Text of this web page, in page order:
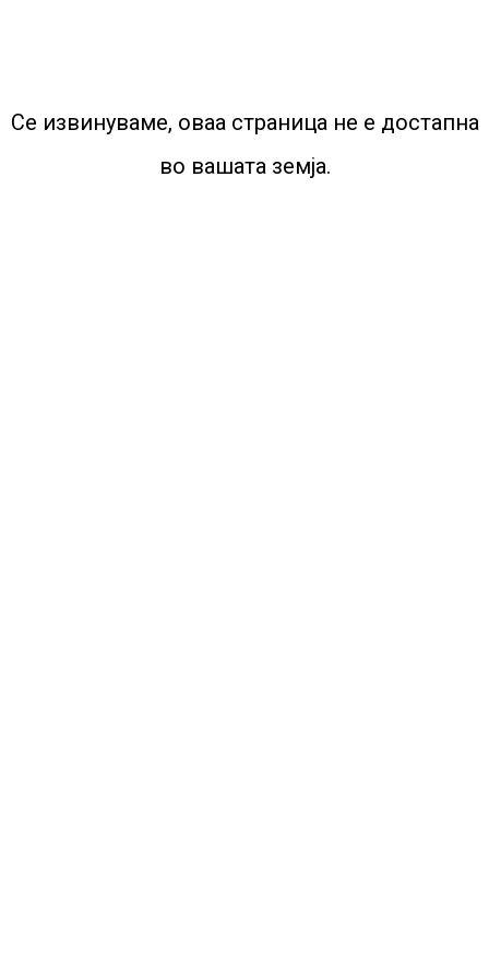
Се извинуваме, оваа страница не е достапна
во вашата земја.